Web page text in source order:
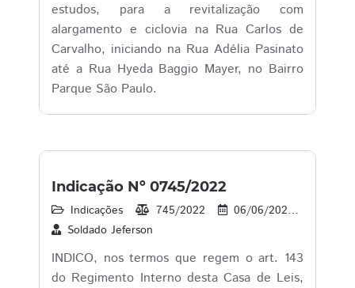
estudos, para a revitalização com
alargamento e ciclovia na Rua Carlos de
Carvalho, iniciando na Rua Adélia Pasinato
até a Rua Hyeda Baggio Mayer, no Bairro
Parque São Paulo.
Indicação Nº 0745/2022
Indicações 745/2022 06/06/2022
Soldado Jeferson
INDICO, nos termos que regem o art. 143
do Regimento Interno desta Casa de Leis,